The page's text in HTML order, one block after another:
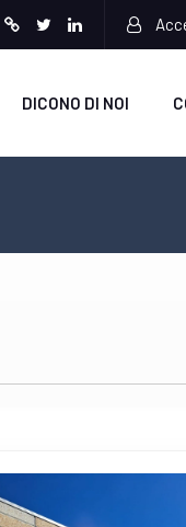
DICONO DI NOI